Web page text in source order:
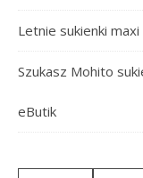
Letnie sukienki
Szukasz Mohito
eButik